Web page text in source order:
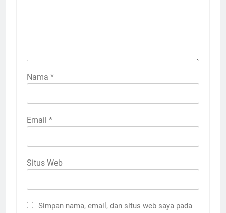
Nama *
Email *
Situs Web
Simpan nama, email, dan situs web saya pada